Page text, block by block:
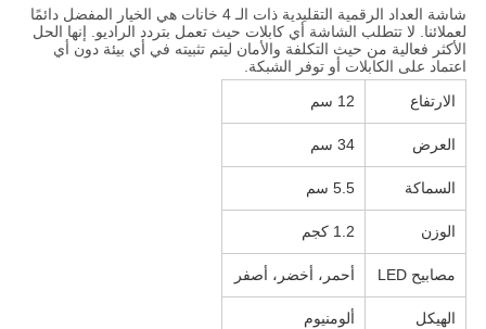
شاشة العداد الرقمية التقليدية ذات الـ 4 خانات هي الخيار المفضل دائمًا
لعملائنا. لا تتطلب الشاشة أي كابلات حيث تعمل بتردد الراديو. إنها الحل
الأكثر فعالية من حيث التكلفة والأمان ليتم تثبيته في أي بيئة دون أي
اعتماد على الكابلات أو توفر الشبكة.
الارتفاع
12 سم
العرض 34 سم
السماكة 5.5 سم
الوزن 1.2 كجم
مصابيح LED أحمر، أخضر، أصفر
الهيكل ألومنيوم